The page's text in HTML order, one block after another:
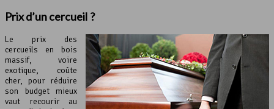
Prix d’un cercueil ?
Le prix des
cercueils en bois
massif, voire
exotique, coûte
cher, pour réduire
son budget mieux
vaut recourir au